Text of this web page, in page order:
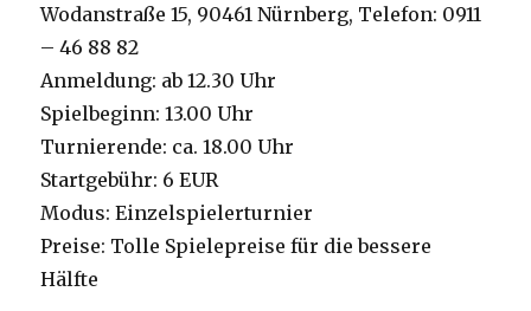
Wodanstraße 15, 90461 Nürnberg, Telefon: 0911
– 46 88 82
Anmeldung: ab 12.30 Uhr
Spielbeginn: 13.00 Uhr
Turnierende: ca. 18.00 Uhr
Startgebühr: 6 EUR
Modus: Einzelspielerturnier
Preise: Tolle Spielepreise für die bessere
Hälfte